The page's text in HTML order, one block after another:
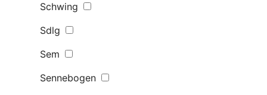
Schwing
Sdlg
Sem
Sennebogen